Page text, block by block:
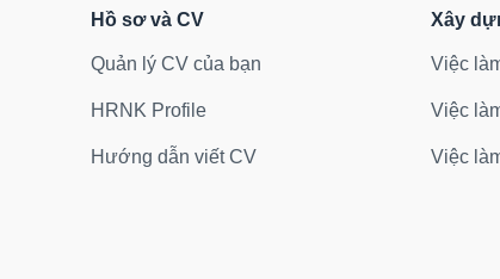
Hồ sơ và CV
Quản lý CV của bạn
HRNK Profile
Hướng dẫn viết CV
Xây
Việc
Việc
Việc